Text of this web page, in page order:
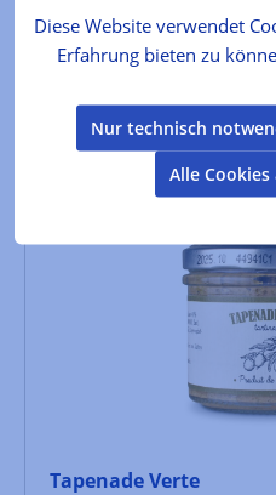
9,90 €*
Tapenade Verte
Diese Website verwendet
Erfahrung bieten zu
Nur technisch
Alle